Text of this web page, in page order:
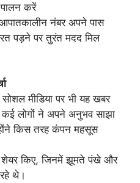
पालन करें
नंबर अपने पास
पड़ने पर तुरंत मदद मिल
मीडिया पर भी यह खबर
कई लोगों ने अपने अनुभव साझा
किस तरह कंपन महसूस
शेयर किए, जिनमें झूमते पंखे और
थे।